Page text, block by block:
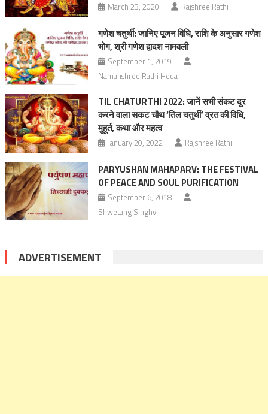
March 23, 2020 Rajshree Rathi
गणेश चतुर्थी: जानिए पूजन विधि, राशि के अनुसार गणेश
भोग, श्री गणेश द्वादश नामवली
September 1, 2019
Namanshree Rathi Heda
TIL CHATURTHI 2022: जानें सभी संकट दूर
करने वाला सकट चौथ ‘तिल चतुर्थी’ व्रत की विधि,
मुहूर्त, कथा और महत्व
January 20, 2022 Rajshree Rathi
PARYUSHAN MAHAPARV: THE FESTIVAL
OF PEACE AND SOUL PURIFICATION
September 6, 2018
Shwetang Singhvi
ADVERTISEMENT